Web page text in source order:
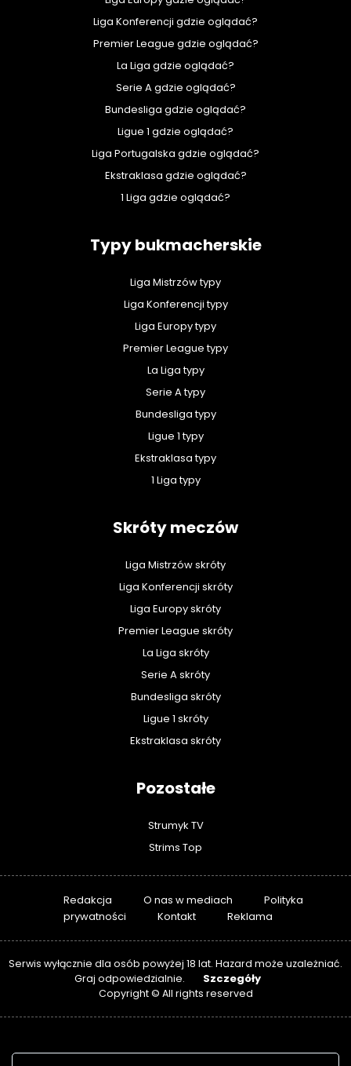
Liga Konferencji gdzie oglądać?
Premier League gdzie oglądać?
La Liga gdzie oglądać?
Serie A gdzie oglądać?
Bundesliga gdzie oglądać?
Ligue 1 gdzie oglądać?
Liga Portugalska gdzie oglądać?
Ekstraklasa gdzie oglądać?
1 Liga gdzie oglądać?
Typy bukmacherskie
Liga Mistrzów typy
Liga Konferencji typy
Liga Europy typy
Premier League typy
La Liga typy
Serie A typy
Bundesliga typy
Ligue 1 typy
Ekstraklasa typy
1 Liga typy
Skróty meczów
Liga Mistrzów skróty
Liga Konferencji skróty
Liga Europy skróty
Premier League skróty
La Liga skróty
Serie A skróty
Bundesliga skróty
Ligue 1 skróty
Ekstraklasa skróty
Pozostałe
Strumyk TV
Strims Top
Redakcja O nas w mediach
Polityka
prywatności
Kontakt Reklama
Serwis wyłącznie dla osób powyżej 18 lat. Hazard może uzależniać.
Graj odpowiedzialnie.
Szczegóły
Copyright © All rights reserved